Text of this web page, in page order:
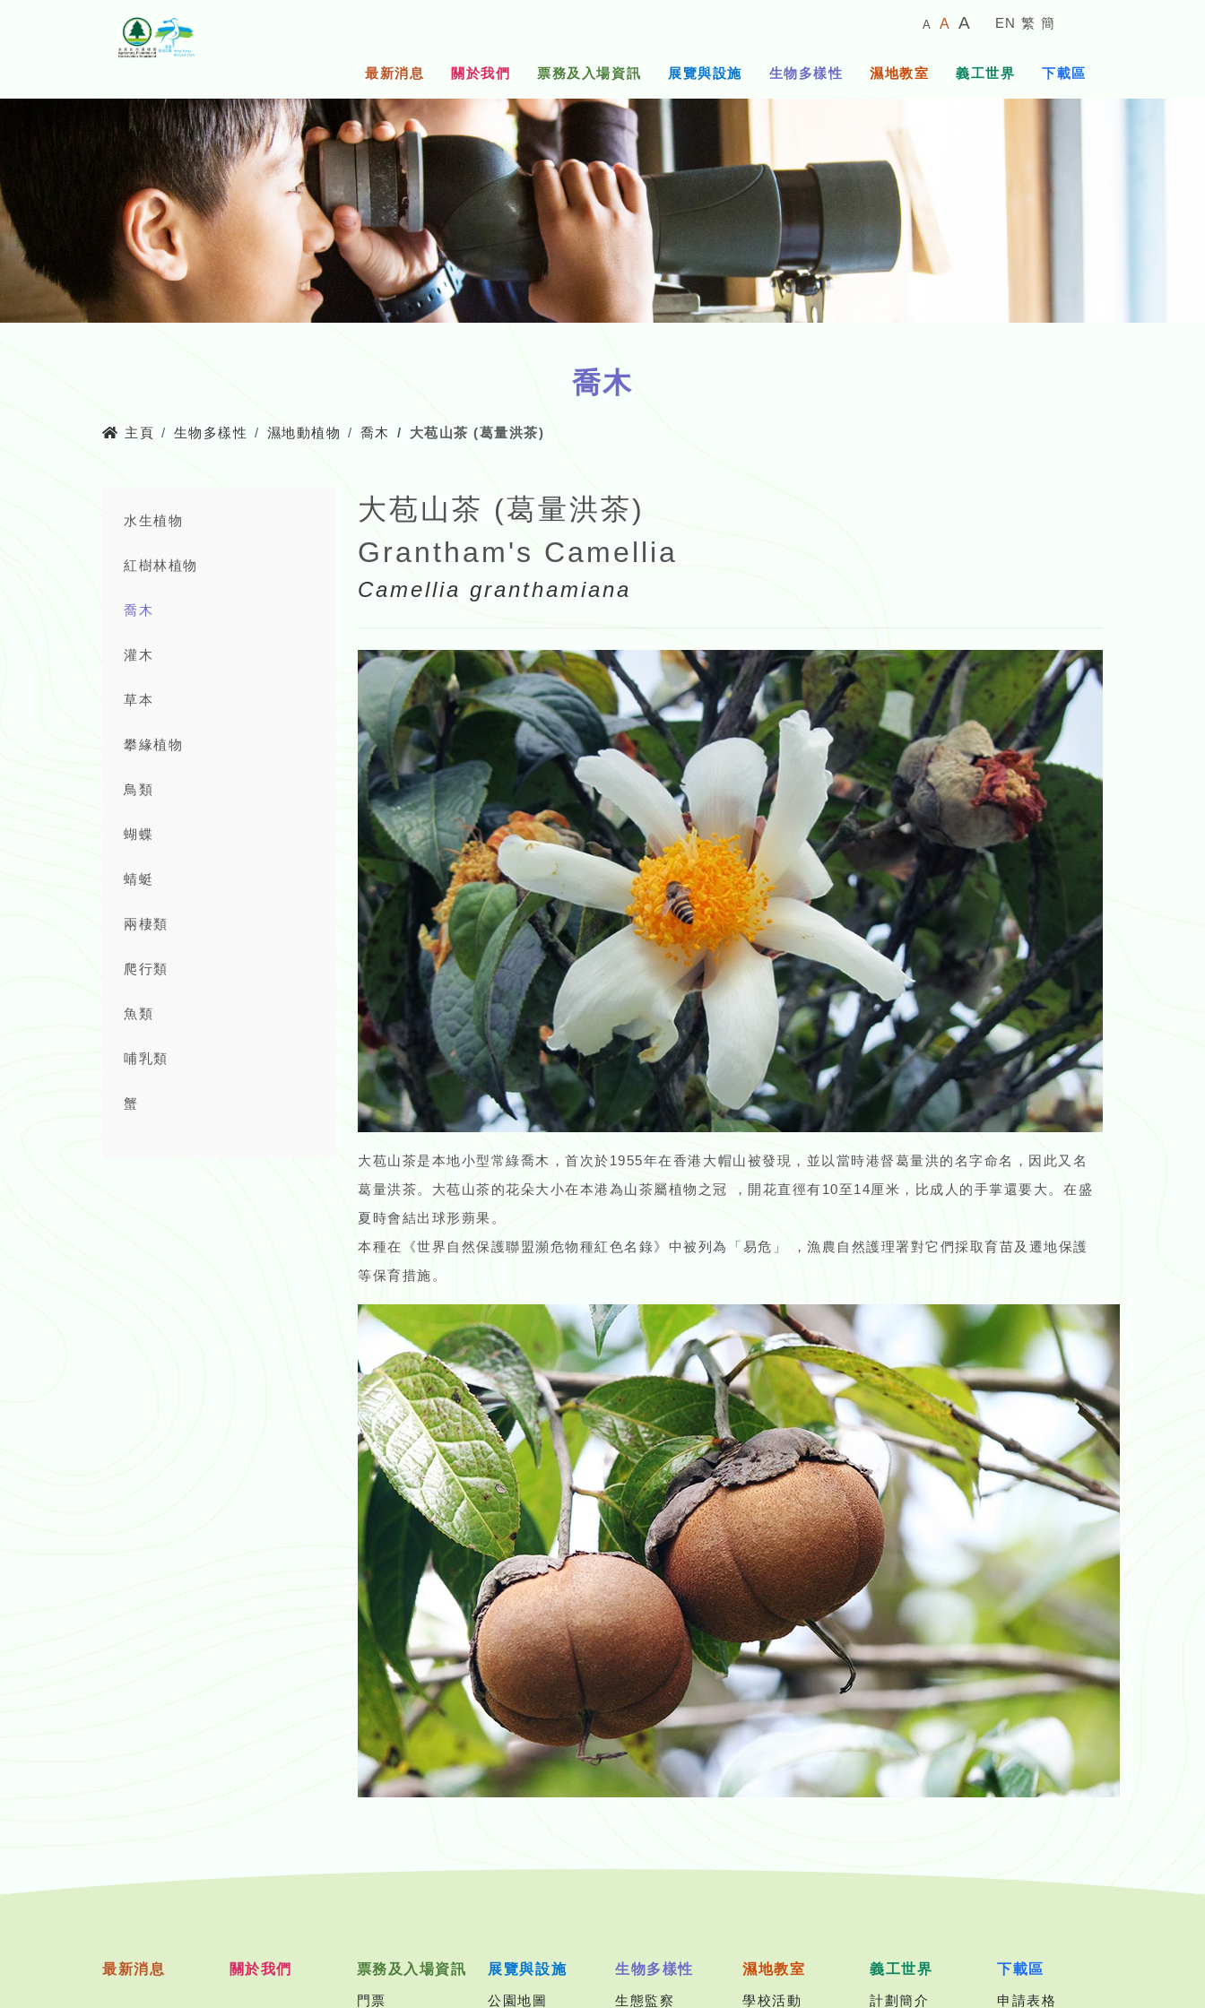
A
較
A
預
字
體
A
的
EN 繁 簡
最新消息 關於我們 票務及入場資訊 展覽與設施 生物多樣性 濕地教室 義工世界 下載區
喬木
主頁 生物多樣性 濕地動植物 喬木 大苞山茶 (葛量洪茶)
水生植物
紅樹林植物
喬木
灌木
草本
攀緣植物
鳥類
蝴蝶
蜻蜓
兩棲類
爬行類
魚類
哺乳類
蟹
大苞山茶 (葛量洪茶)
Grantham's Camellia
Camellia granthamiana
大苞山茶是本地小型常綠喬木，首次於1955年在香港大帽山被發現，並以當時港督葛量洪的名字命名，因此又名
葛量洪茶。大苞山茶的花朵大小在本港為山茶屬植物之冠 ，開花直徑有10至14厘米，比成人的手掌還要大。在盛
夏時會結出球形蒴果。
本種在《世界自然保護聯盟瀕危物種紅色名錄》中被列為「易危」 ，漁農自然護理署對它們採取育苗及遷地保護
等保育措施。
最新消息 關於我們 票務及入場資訊
門票
展覽與設施
公園地圖
生物多樣性
生態監察
濕地教室
學校活動
義工世界
計劃簡介
下載區
申請表格